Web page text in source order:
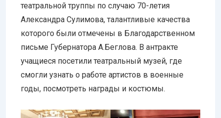
театральной труппы по случаю 70-летия
Александра Сулимова, талантливые качества
которого были отмечены в Благодарственном
письме Губернатора А.Беглова. В антракте
учащиеся посетили театральный музей, где
смогли узнать о работе артистов в военные
годы, посмотреть награды и костюмы.